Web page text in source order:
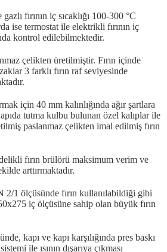
fırının iç sıcaklığı 100-300 °C
ise termostat ile elektrikli fırının iç
kontrol edilebilmektedir.
çelikten üretilmiştir. Fırın içinde
3 farklı fırın raf seviyesinde
için 40 mm kalınlığında ağır şartlara
tutma kulbu bulunan özel kalıplar ile
paslanmaz çelikten imal edilmiş fırın
fırın brülörü maksimum verim ve
arttırmaktadır.
2/1 ölçüsünde fırın kullanılabildiği gibi
iç ölçüsüne sahip olan büyük fırın
kapı ve kapı karşılığında pres baskı
ile ısının dışarıya çıkması